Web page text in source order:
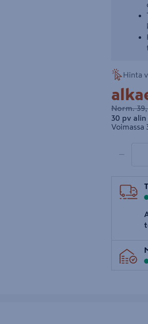
Hinta
Norm.
30 pv alin
Voimassa
−